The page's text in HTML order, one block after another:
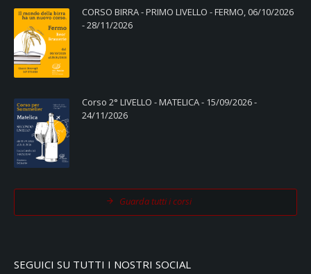
CORSO BIRRA - PRIMO LIVELLO - FERMO, 06/10/2026
- 28/11/2026
Corso 2° LIVELLO - MATELICA - 15/09/2026 -
24/11/2026
Guarda tutti i corsi
SEGUICI SU TUTTI I NOSTRI SOCIAL